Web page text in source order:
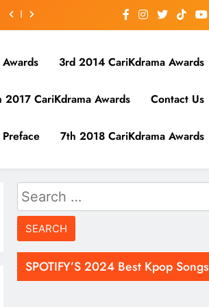
3rd 2014 CariKdrama Awards
2017 CariKdrama Awards Contact Us
Preface 7th 2018 CariKdrama Awards
Search
for:
SPOTIFY’S 2024 Best Kpop Songs